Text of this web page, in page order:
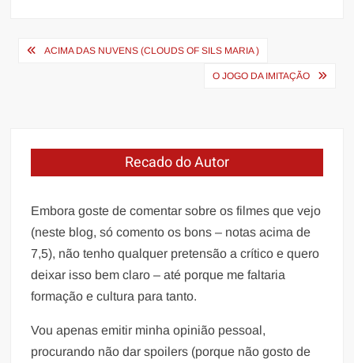
Navegação
ACIMA DAS NUVENS (CLOUDS OF SILS MARIA )
O JOGO DA IMITAÇÃO
Recado do Autor
Embora goste de comentar sobre os filmes que vejo
(neste blog, só comento os bons – notas acima de
7,5), não tenho qualquer pretensão a crítico e quero
deixar isso bem claro – até porque me faltaria
formação e cultura para tanto.
Vou apenas emitir minha opinião pessoal,
procurando não dar spoilers (porque não gosto de